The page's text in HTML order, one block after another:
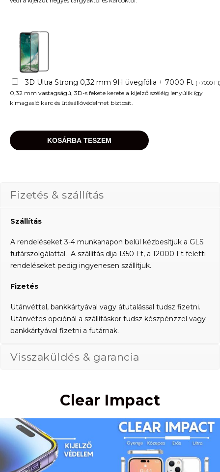
3D Ultra Strong 0,32 mm 9H üvegfólia + 7000 Ft (+7000 Ft
0,32 mm vastagságú, 3D-s fekete kerete a kijelző széléig lenyúlik így
kimagasló karc és ütésállóvédelmet biztosít.
KOSÁRBA TESZEM
Fizetés & szállítás
Szállítás
A rendeléseket 3-4 munkanapon belül kézbesítjük a GLS
futárszolgálattal. A szállítás díja 1350 Ft, a 12000 Ft feletti
rendeléseket pedig ingyenesen szállítjuk.
Fizetés
Utánvéttel, bankkártyával vagy átutalással tudsz fizetni.
Utánvétes opciónál a szállításkor tudsz készpénzzel vagy
bankkártyával fizetni a futárnak.
Visszaküldés & garancia
Clear Impact